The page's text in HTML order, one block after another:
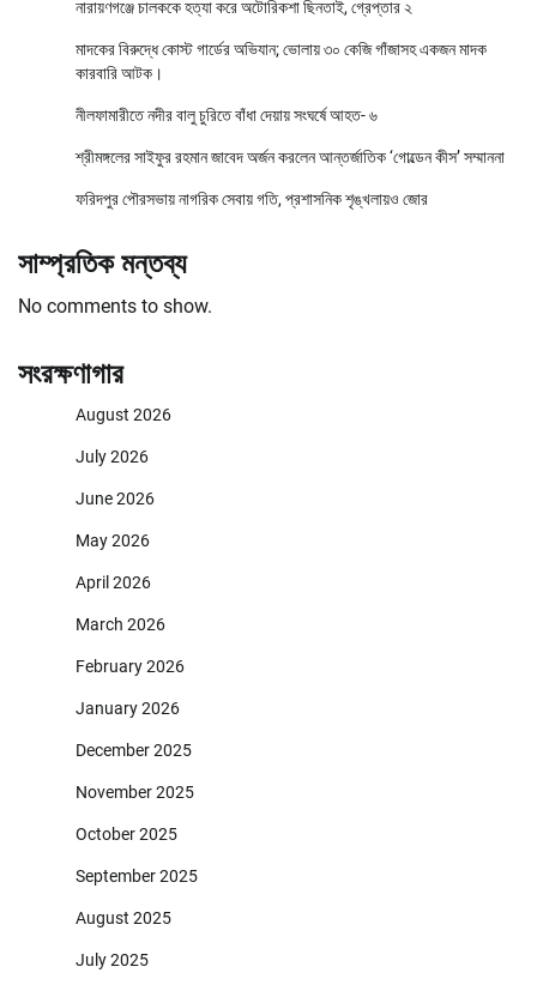
নারায়ণগঞ্জে চালককে হত্যা করে অটোরিকশা ছিনতাই, গ্রেপ্তার ২
মাদকের বিরুদ্ধে কোস্ট গার্ডের অভিযান; ভোলায় ৩০ কেজি গাঁজাসহ একজন মাদক
কারবারি আটক।
নীলফামারীতে নদীর বালু চুরিতে বাঁধা দেয়ায় সংঘর্ষে আহত- ৬
শ্রীমঙ্গলের সাইফুর রহমান জাবেদ অর্জন করলেন আন্তর্জাতিক ‘গোল্ডেন কীস’ সম্মাননা
ফরিদপুর পৌরসভায় নাগরিক সেবায় গতি, প্রশাসনিক শৃঙ্খলায়ও জোর
সাম্প্রতিক মন্তব্য
No comments to show.
সংরক্ষণাগার
August 2026
July 2026
June 2026
May 2026
April 2026
March 2026
February 2026
January 2026
December 2025
November 2025
October 2025
September 2025
August 2025
July 2025